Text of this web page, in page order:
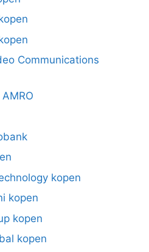
Communications
kopen
kopen
kopen
kopen